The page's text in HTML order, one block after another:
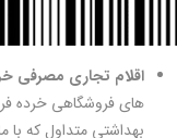
اقلام تجاری مصرفی
های فروشگاهی خرده
بهداشتی متداول که با